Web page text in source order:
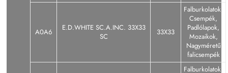
A0A6
E.D.WHITE SC.A.INC. 33X33
SC
33X33
Falburkolatok,
Csempék,
Padlólapok,
Mozaikok,
Nagyméretű
falicsempék
Falburkolatok,